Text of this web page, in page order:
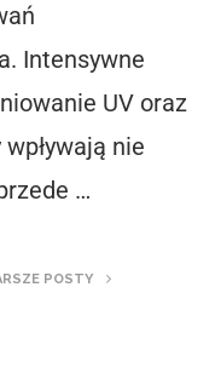
Intensywne
UV oraz
nie
…
POSTY